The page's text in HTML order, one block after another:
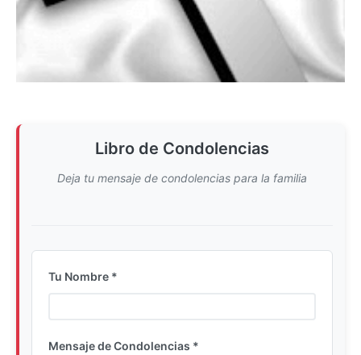
Libro de Condolencias
Deja tu mensaje de condolencias para la familia
Tu Nombre *
Mensaje de Condolencias *